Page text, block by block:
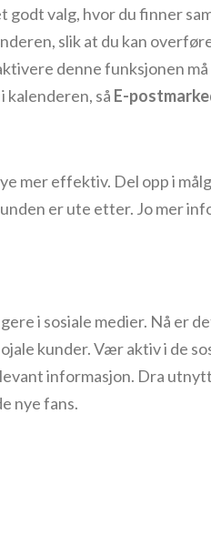
godt valg, hvor du finner
slik at du kan
denne funksjonen
kalenderen, så E-
mer effektiv. Del opp i
er ute etter. Jo mer
i sosiale medier. Nå er
kunder. Vær aktiv i de
informasjon. Dra
nye fans.